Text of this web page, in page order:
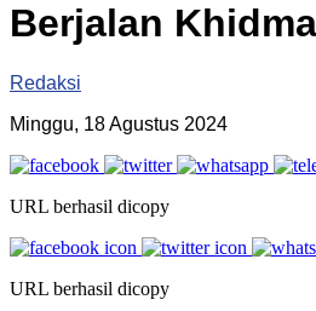
Berjalan
Redaksi
Minggu, 18 Agustus 2024
URL berhasil dicopy
URL berhasil dicopy